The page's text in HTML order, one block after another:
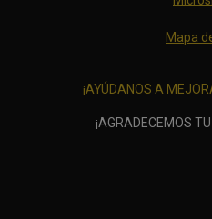
Mapa
¡AYÚDANOS A
¡AGRADECEMOS